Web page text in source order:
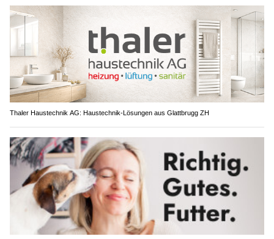
Thaler Haustechnik AG: Haustechnik-Lösungen aus Glattbrugg ZH